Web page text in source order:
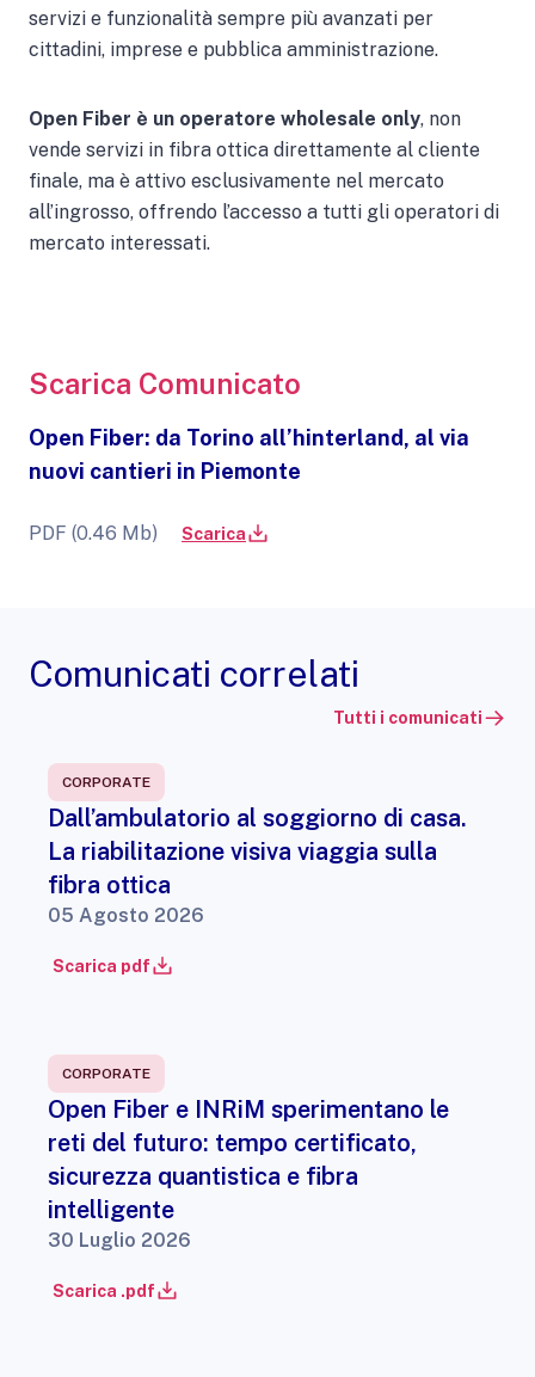
servizi e funzionalità sempre più avanzati per
cittadini, imprese e pubblica amministrazione.
Open Fiber è un operatore wholesale only, non
vende servizi in fibra ottica direttamente al cliente
finale, ma è attivo esclusivamente nel mercato
all’ingrosso, offrendo l’accesso a tutti gli operatori di
mercato interessati.
Scarica Comunicato
Open Fiber: da Torino all’hinterland, al via
nuovi cantieri in Piemonte
PDF (0.46 Mb) Scarica
Comunicati correlati
Tutti i comunicati
CORPORATE
Dall’ambulatorio al soggiorno di casa.
La riabilitazione visiva viaggia sulla
fibra ottica
05 Agosto 2026
Scarica pdf
CORPORATE
Open Fiber e INRiM sperimentano le
reti del futuro: tempo certificato,
sicurezza quantistica e fibra
intelligente
30 Luglio 2026
Scarica .pdf